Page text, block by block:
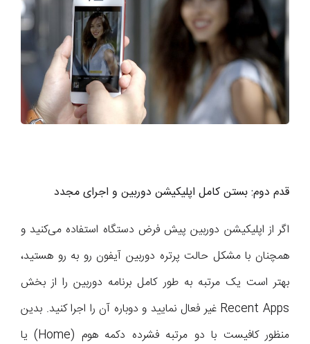
قدم دوم: بستن کامل اپلیکیشن دوربین و اجرای مجدد
اگر از اپلیکیشن دوربین پیش فرض دستگاه استفاده می‌کنید و
همچنان با مشکل حالت پرتره دوربین آیفون رو به رو هستید،
بهتر است یک مرتبه به طور کامل برنامه دوربین را از بخش
Recent Apps غیر فعال نمایید و دوباره آن را اجرا کنید. بدین
منظور کافیست با دو مرتبه فشرده دکمه هوم (Home) یا